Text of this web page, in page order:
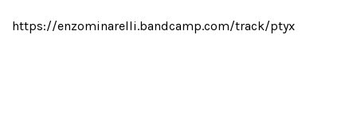
https://enzominarelli.bandcamp.com/track/ptyx